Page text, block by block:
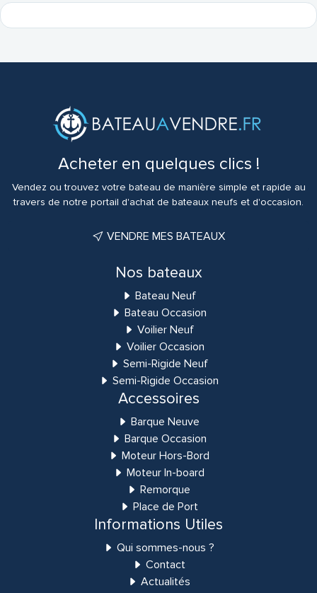
Acheter en quelques clics !
Vendez ou trouvez votre bateau de manière simple et rapide au
travers de notre portail d'achat de bateaux neufs et d'occasion.
VENDRE MES BATEAUX
Nos bateaux
Bateau Neuf
Bateau Occasion
Voilier Neuf
Voilier Occasion
Semi-Rigide Neuf
Semi-Rigide Occasion
Accessoires
Barque Neuve
Barque Occasion
Moteur Hors-Bord
Moteur In-board
Remorque
Place de Port
Informations Utiles
Qui sommes-nous ?
Contact
Actualités